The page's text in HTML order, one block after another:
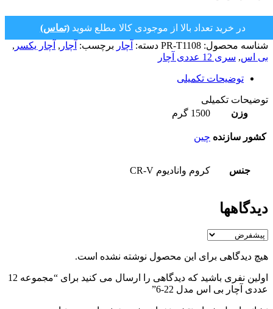
در خرید تعداد بالا از موجودی کالا مطلع شوید(تماس)
شناسه محصول: PR-T1108 دسته: آچار برچسب: آچار , آچار یکسر ,
بی اس, سری 12 عددی آچار
توضیحات تکمیلی
توضیحات تکمیلی
وزن
1500 گرم
کشور سازنده چین
جنس کروم وانادیوم CR-V
دیدگاهها
هیچ دیدگاهی برای این محصول نوشته نشده است.
اولین نفری باشید که دیدگاهی را ارسال می کنید برای “مجموعه 12
عددی آچار بی اس مدل 22-6”